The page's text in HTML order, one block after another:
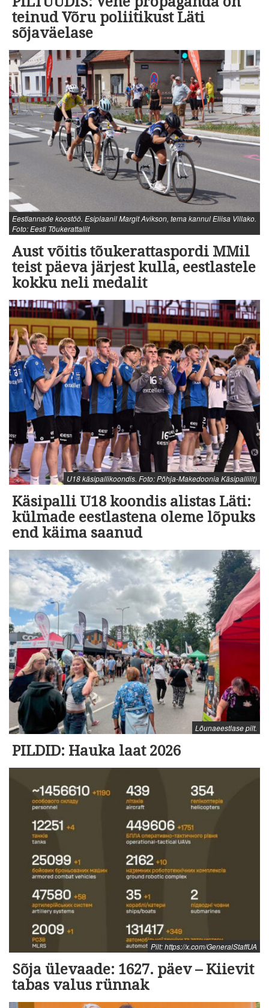
teinud Võru poliitikust Läti
sõjaväelase
Eestlannade koostöö. Esiplaanil Margit Avikson, tema kannul Eliisa Villako.
Foto: Eesti Tõukerattaliit
Aust võitis tõukerattaspordi MMil
teist päeva järjest kulla, eestlastele
kokku neli medalit
U18 käsipallikoondis. Foto: Põhja-Makedoonia Käsipallilit)
Käsipalli U18 koondis alistas Läti:
külmade eestlastena oleme lõpuks
end käima saanud
Lõunaeestlase pilt.
PILDID: Hauka laat 2026
Pilt: https://x.com/GeneralStaffUA
Sõja ülevaade: 1627. päev – Kiievit
tabas valus rünnak